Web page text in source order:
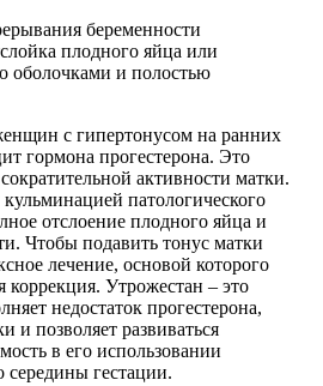
беременности
плодного яйца или
оболочками и полостью
с гипертонусом на ранних
гормона прогестерона. Это
активности матки.
патологического
отслоение плодного яйца и
Чтобы подавить тонус матки
лечение, основой которого
коррекция. Утрожестан – это
недостаток прогестерона,
и позволяет развиваться
в его использовании
середины гестации.